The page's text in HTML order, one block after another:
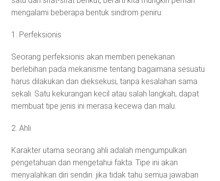
mengalami beberapa bentuk sindrom peniru:
1. Perfeksionis
Seorang perfeksionis akan memberi penekanan
berlebihan pada mekanisme tentang bagaimana sesuatu
harus dilakukan dan dieksekusi, tanpa kesalahan sama
sekali. Satu kekurangan kecil atau salah langkah, dapat
membuat tipe jenis ini merasa kecewa dan malu.
2. Ahli
Karakter utama seorang ahli adalah mengumpulkan
pengetahuan dan mengetahui fakta. Tipe ini akan
menyalahkan diri sendiri. jika tidak tahu semua jawaban